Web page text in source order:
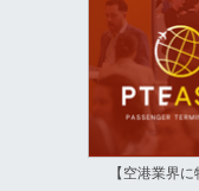
【空港業界